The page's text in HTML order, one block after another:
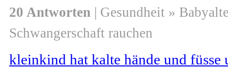
20 Antworten | Gesundheit »
Schwangerschaft rauchen
kleinkind hat kalte hände und füsse